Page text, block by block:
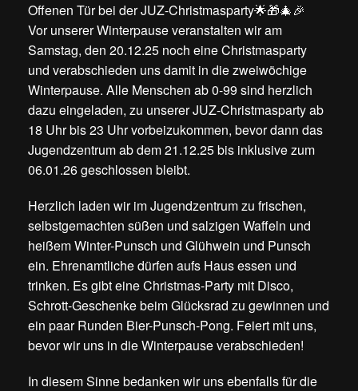
Offenen Tür bei der JUZ-Christmasparty🌟🎁🎄🎉
Vor unserer Winterpause veranstalten wir am
Samstag, den 20.12.25 noch eine Christmasparty
und verabschieden uns damit in die zweiwöchige
Winterpause. Alle Menschen ab 0-99 sind herzlich
dazu eingeladen, zu unserer JUZ-Christmasparty ab
18 Uhr bis 23 Uhr vorbeizukommen, bevor dann das
Jugendzentrum ab dem 21.12.25 bis inklusive zum
06.01.26 geschlossen bleibt.
Herzlich laden wir im Jugendzentrum zu frischen,
selbstgemachten süßen und salzigen Waffeln und
heißem Winter-Punsch und Glühwein und Punsch
ein. Ehrenamtliche dürfen aufs Haus essen und
trinken. Es gibt eine Christmas-Party mit Disco,
Schrott-Geschenke beim Glücksrad zu gewinnen und
ein paar Runden Bier-Punsch-Pong. Feiert mit uns,
bevor wir uns in die Winterpause verabschieden!
In diesem Sinne bedanken wir uns ebenfalls für die